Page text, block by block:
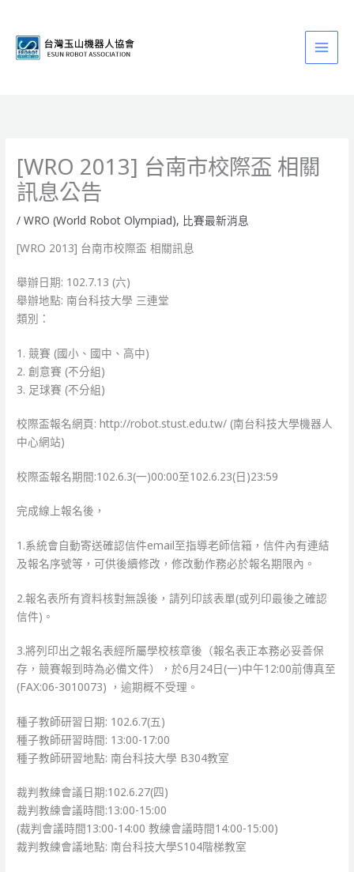
[WRO 2013] 台南市校際盃 相關
訊息公告
/WRO (World Robot Olympiad), 比賽最新消息
[WRO 2013] 台南市校際盃 相關訊息
舉辦日期: 102.7.13 (六)
舉辦地點: 南台科技大學 三連堂
類別：
1. 競賽 (國小、國中、高中)
2. 創意賽 (不分組)
3. 足球賽 (不分組)
校際盃報名網頁: http://robot.stust.edu.tw/ (南台科技大學機器人
中心網站)
校際盃報名期間:102.6.3(一)00:00至102.6.23(日)23:59
完成線上報名後，
1.系統會自動寄送確認信件email至指導老師信箱，信件內有連結
及報名序號等，可供後續修改，修改動作務必於報名期限內。
2.報名表所有資料核對無誤後，請列印該表單(或列印最後之確認
信件)。
3.將列印出之報名表經所屬學校核章後（報名表正本務必妥善保
存，競賽報到時為必備文件），於6月24日(一)中午12:00前傳真至
(FAX:06-3010073) ，逾期概不受理。
種子教師研習日期: 102.6.7(五)
種子教師研習時間: 13:00-17:00
種子教師研習地點: 南台科技大學 B304教室
裁判教練會議日期:102.6.27(四)
裁判教練會議時間:13:00-15:00
(裁判會議時間13:00-14:00 教練會議時間14:00-15:00)
裁判教練會議地點: 南台科技大學S104階梯教室